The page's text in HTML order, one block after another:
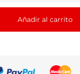
Añadir al carrito